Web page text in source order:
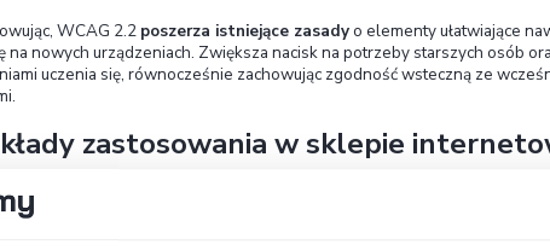
kryteriów sukcesu
(na poziomach A i AA)
„Poprawność kodu”). Nowe wymogi
zwiększają wsparcie przede wszystkim dla
Wyraźniejszy fokus klawiatury (2.4.13
wskaźnika fokusu na elementach